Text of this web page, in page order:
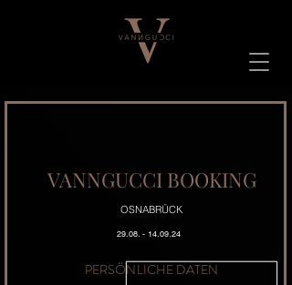
VANNGUCCI BOOKING
OSNABRÜCK
29.08. - 14.09.24
PERSÖNLICHE DATEN